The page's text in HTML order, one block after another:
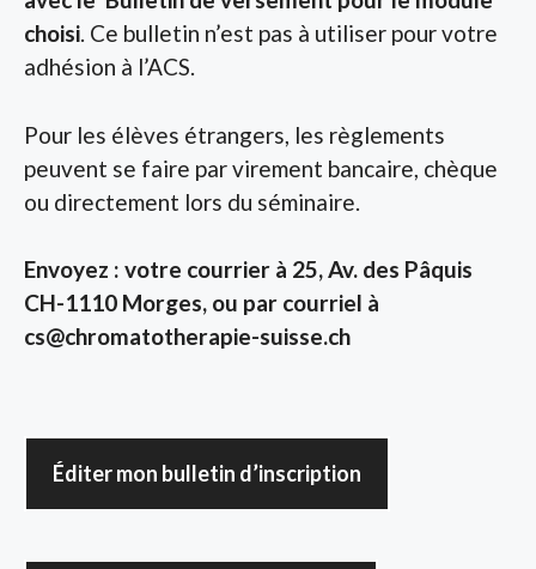
choisi. Ce bulletin n’est pas à utiliser pour votre
adhésion à l’ACS.
Pour les élèves étrangers, les règlements
peuvent se faire par virement bancaire, chèque
ou directement lors du séminaire.
Envoyez : votre courrier à 25, Av. des Pâquis
CH-1110 Morges, ou par courriel à
cs@chromatotherapie-suisse.ch
Éditer mon bulletin d’inscription